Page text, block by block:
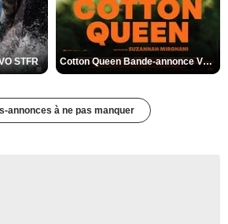
STFR Cotton Queen Bande-annonce VO STFR
annonces à ne pas manquer